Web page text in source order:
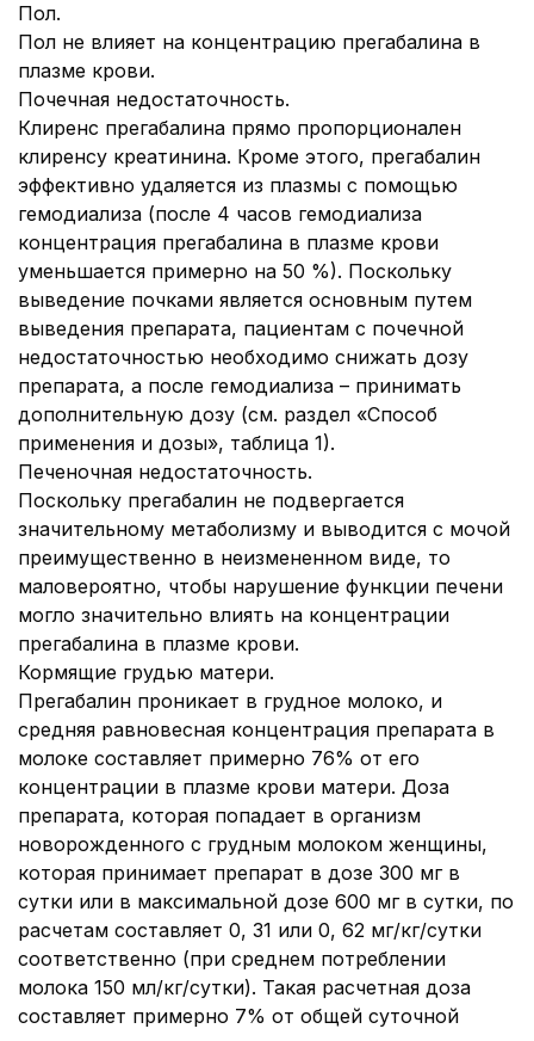
Пол.
Пол не влияет на концентрацию прегабалина в
плазме крови.
Почечная недостаточность.
Клиренс прегабалина прямо пропорционален
клиренсу креатинина. Кроме этого, прегабалин
эффективно удаляется из плазмы с помощью
гемодиализа (после 4 часов гемодиализа
концентрация прегабалина в плазме крови
уменьшается примерно на 50 %). Поскольку
выведение почками является основным путем
выведения препарата, пациентам с почечной
недостаточностью необходимо снижать дозу
препарата, а после гемодиализа – принимать
дополнительную дозу (см. раздел «Способ
применения и дозы», таблица 1).
Печеночная недостаточность.
Поскольку прегабалин не подвергается
значительному метаболизму и выводится с мочой
преимущественно в неизмененном виде, то
маловероятно, чтобы нарушение функции печени
могло значительно влиять на концентрации
прегабалина в плазме крови.
Кормящие грудью матери.
Прегабалин проникает в грудное молоко, и
средняя равновесная концентрация препарата в
молоке составляет примерно 76% от его
концентрации в плазме крови матери. Доза
препарата, которая попадает в организм
новорожденного с грудным молоком женщины,
которая принимает препарат в дозе 300 мг в
сутки или в максимальной дозе 600 мг в сутки, по
расчетам составляет 0, 31 или 0, 62 мг/кг/сутки
соответственно (при среднем потреблении
молока 150 мл/кг/сутки). Такая расчетная доза
составляет примерно 7% от общей суточной